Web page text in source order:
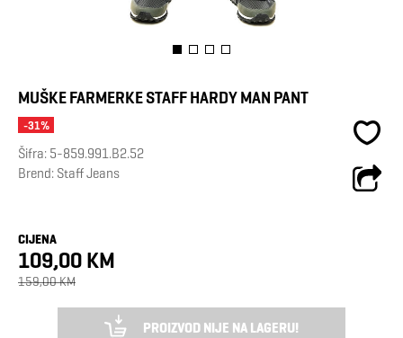
MUŠKE FARMERKE STAFF HARDY MAN PANT
-31%
Šifra: 5-859.991.B2.52
Brend: Staff Jeans
CIJENA
109,00 KM
159,00 KM
PROIZVOD NIJE NA LAGERU!